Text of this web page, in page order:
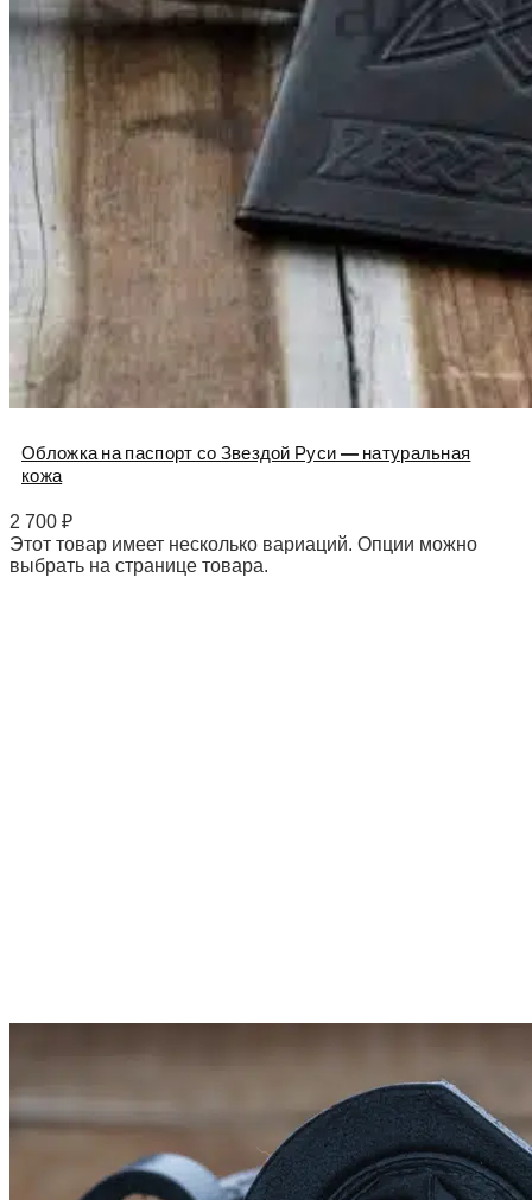
Обложка на паспорт со Звездой Руси — натуральная
кожа
2 700 ₽
Этот товар имеет несколько вариаций. Опции можно
выбрать на странице товара.